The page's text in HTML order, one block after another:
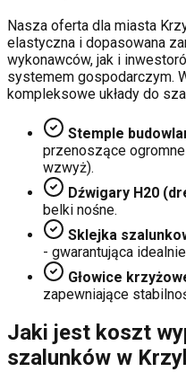
Nasza oferta dla miasta
elastyczna i dopasowana
wykonawców, jak i
systemem gospodarczym.
kompleksowe układy do
Stemple
przenoszące
wzwyż).
Dźwigary H20
belki nośne.
Sklejka
- gwarantująca
Głowice
zapewniające
Jaki jest koszt
szalunków w